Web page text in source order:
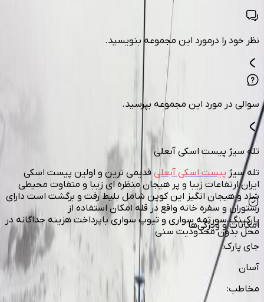
نظر خود را درمورد این مجموعه بنویسید.
سوالی در مورد این مجموعه بپرسید.
تله سیژ پیست اسکی آبعلی
تله سیژ پیست اسکی آبعلی قدیمی ترین و اولین پیست اسکی
ایران ارتفاعات زیبا و پر هیجان منظره ای زیبا و متفاوت محیطی
شاد و هیجان انگیز این کوپن شامل بلیط رفت و برگشت است دارای
رستوران و سفره خانه واقع در قله امکان استفاده از
پارکینگ،سورتمه سواری و تیوپ سواری باپرداخت هزینه جداگانه در
محل بدون محدودیت سنی
امکانات و ویژگی‌ها
جای پارک:
آسان
مخاطب: